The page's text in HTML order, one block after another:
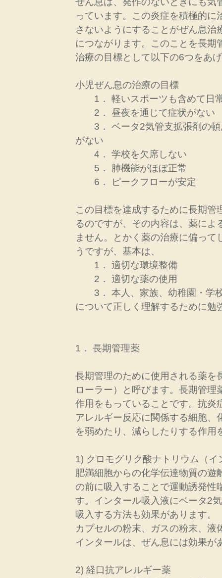
っています。この炎症を積極的に
さないようにすることがぜん息治
につながります。このことを長期
治療の目標として以下の6つをあ
小児ぜん息の治療の目標
1． 軽いスポーツも含めて日
2． 昼夜を通じて症状がない
3． ベータ2気管支拡張剤の頓
がない
4． 学校を欠席しない
5． 肺機能がほぼ正常
6． ピークフローが安定
この目標を達成するために長期管
るのですが、その内容は、薬によ
ません。とかく薬の治療に偏って
うですが、基本は、
1． 適切な環境整備
2． 適切な薬の使用
3． 本人、家族、幼稚園・学
について正しく理解するために勉
1． 長期管理薬
長期管理のために使用される薬を
ローラー）と呼びます。長期管理
作用をもっていることです。抗炎
アレルギー反応に関係する細胞、
を弱めたり、減らしたりする作用
1) クロモグリク酸ナトリウム（イ
肥満細胞からの化学伝達物質の遊
の前に吸入することで運動誘発性
す。インタール吸入液にベータ2
吸入する方法も効果があります。
カプセルの粉末、ガスの粉末、液
インタールは、ぜん息には効果が
2) 経口抗アレルギー薬